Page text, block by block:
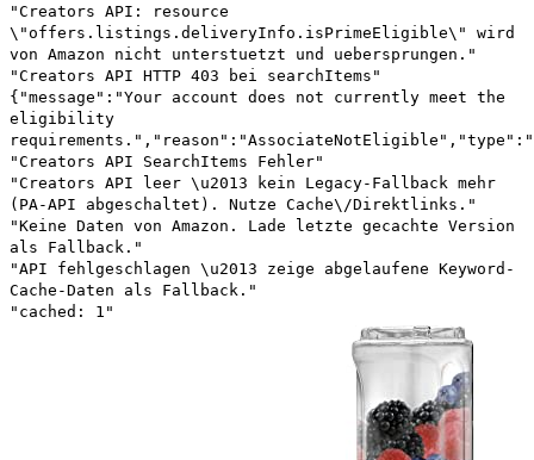
"Creators API: resource
\"offers.listings.deliveryInfo.isPrimeEligible\" wird
von Amazon nicht unterstuetzt und uebersprungen."
"Creators API HTTP 403 bei searchItems"
{"message":"Your account does not currently meet the
eligibility
"Creators API SearchItems Fehler"
"Creators API leer \u2013 kein Legacy-Fallback mehr
(PA-API abgeschaltet). Nutze Cache\/Direktlinks."
"Keine Daten von Amazon. Lade letzte gecachte Version
als Fallback."
"API fehlgeschlagen \u2013 zeige abgelaufene Keyword-
Cache-Daten als Fallback."
"cached: 1"